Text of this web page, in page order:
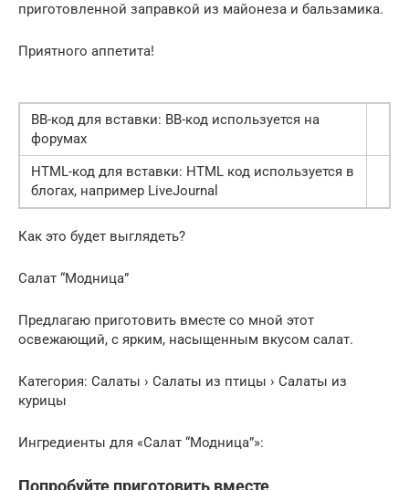
приготовленной заправкой из майонеза и бальзамика.
Приятного аппетита!
BB-код для вставки: BB-код используется на
форумах
HTML-код для вставки: HTML код используется в
блогах, например LiveJournal
Как это будет выглядеть?
Салат “Модница”
Предлагаю приготовить вместе со мной этот
освежающий, с ярким, насыщенным вкусом салат.
Категория: Салаты › Салаты из птицы › Салаты из
курицы
Ингредиенты для «Салат “Модница”»:
Попробуйте приготовить вместе